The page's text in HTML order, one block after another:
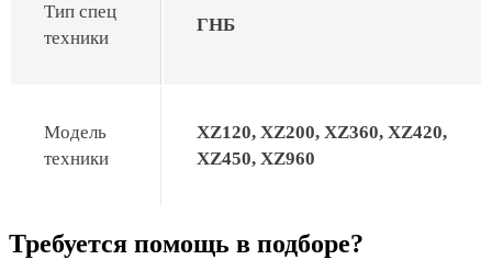
Тип спец
техники
ГНБ
Модель
техники
XZ120, XZ200, XZ360, XZ420,
XZ450, XZ960
Требуется помощь в подборе?